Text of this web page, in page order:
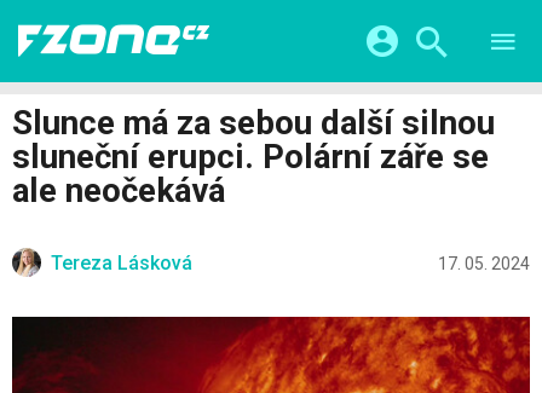
VIDEA
SERIÁLY
CHYTRÁ MĚSTA
ŽIVOT BUDOUCNOSTI
HRY A ZÁBAVA
Facebook Google
Slunce má za sebou další silnou
sluneční erupci. Polární záře se
ale neočekává
Tereza Lásková 17. 05. 2024